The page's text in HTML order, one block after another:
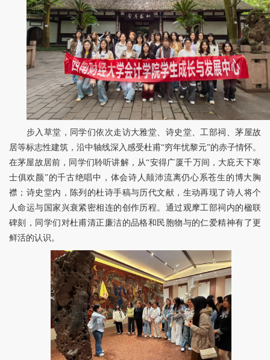
步入草堂，同学们依次走访大雅堂、诗史堂、工部祠、茅屋故
居等标志性建筑，沿中轴线深入感受杜甫“穷年忧黎元”的赤子情怀。
在茅屋故居前，同学们聆听讲解，从“安得广厦千万间，大庇天下寒
士俱欢颜”的千古绝唱中，体会诗人颠沛流离仍心系苍生的博大胸
襟；诗史堂内，陈列的杜诗手稿与历代文献，生动再现了诗人将个
人命运与国家兴衰紧密相连的创作历程。通过观摩工部祠内的楹联
碑刻，同学们对杜甫清正廉洁的品格和民胞物与的仁爱精神有了更
鲜活的认识。